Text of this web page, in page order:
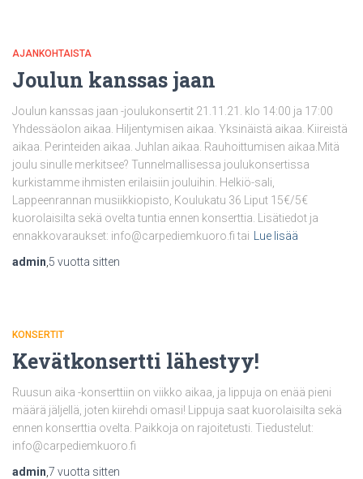
AJANKOHTAISTA
Joulun kanssas jaan
Joulun kanssas jaan -joulukonsertit 21.11.21. klo 14:00 ja 17:00
Yhdessäolon aikaa. Hiljentymisen aikaa. Yksinäistä aikaa. Kiireistä
aikaa. Perinteiden aikaa. Juhlan aikaa. Rauhoittumisen aikaa.Mitä
joulu sinulle merkitsee? Tunnelmallisessa joulukonsertissa
kurkistamme ihmisten erilaisiin jouluihin. Helkiö-sali,
Lappeenrannan musiikkiopisto, Koulukatu 36 Liput 15€/5€
kuorolaisilta sekä ovelta tuntia ennen konserttia. Lisätiedot ja
ennakkovaraukset: info@carpediemkuoro.fi tai Lue lisää
admin 5 vuotta sitten
KONSERTIT
Kevätkonsertti lähestyy!
Ruusun aika -konserttiin on viikko aikaa, ja lippuja on enää pieni
määrä jäljellä, joten kiirehdi omasi! Lippuja saat kuorolaisilta sekä
ennen konserttia ovelta. Paikkoja on rajoitetusti. Tiedustelut:
info@carpediemkuoro.fi
admin 7 vuotta sitten